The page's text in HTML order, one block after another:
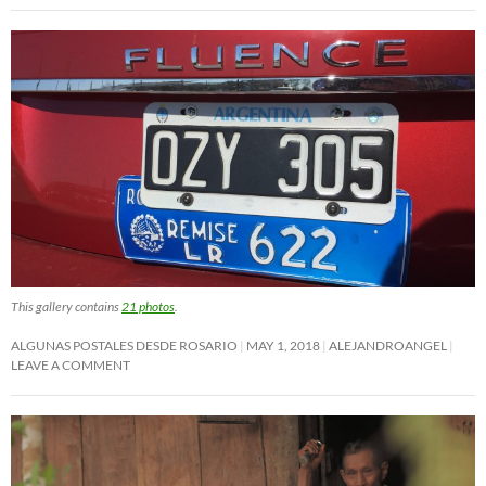
This gallery contains 21 photos
ALGUNAS POSTALES DESDE ROSARIO MAY 1, 2018 ALEJANDROANGEL
LEAVE A COMMENT